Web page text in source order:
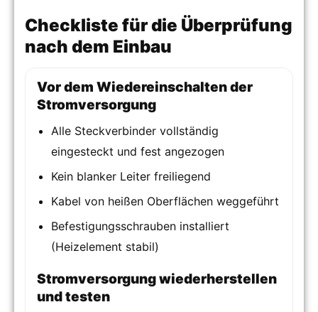
Checkliste für die Überprüfung
nach dem Einbau
Vor dem Wiedereinschalten der
Stromversorgung
Alle Steckverbinder vollständig
eingesteckt und fest angezogen
Kein blanker Leiter freiliegend
Kabel von heißen Oberflächen weggeführt
Befestigungsschrauben installiert
(Heizelement stabil)
Stromversorgung wiederherstellen
und testen